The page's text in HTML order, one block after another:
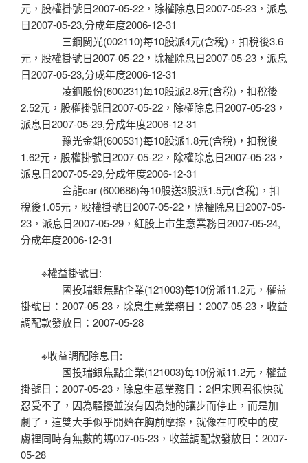
元，股權掛號日2007-05-22，除權除息日2007-05-23，派息
日2007-05-23,分成年度2006-12-31
三鋼閩光(002110)每10股派4元(含稅)，扣稅後3.6
元，股權掛號日2007-05-22，除權除息日2007-05-23，派息
日2007-05-23,分成年度2006-12-31
凌鋼股份(600231)每10股派2.8元(含稅)，扣稅後
2.52元，股權掛號日2007-05-22，除權除息日2007-05-23，
派息日2007-05-29,分成年度2006-12-31
豫光金鉛(600531)每10股派1.8元(含稅)，扣稅後
1.62元，股權掛號日2007-05-22，除權除息日2007-05-23，
派息日2007-05-29,分成年度2006-12-31
金龍car (600686)每10股送3股派1.5元(含稅)，扣
稅後1.05元，股權掛號日2007-05-22，除權除息日2007-05-
23，派息日2007-05-29，紅股上市生意業務日2007-05-24,
分成年度2006-12-31
※權益掛號日:
國投瑞銀焦點企業(121003)每10份派11.2元，權益
掛號日：2007-05-23，除息生意業務日：2007-05-23，收益
調配款發放日：2007-05-28
※收益調配除息日:
國投瑞銀焦點企業(121003)每10份派11.2元，權益
掛號日：2007-05-23，除息生意業務日：2但宋興君很快就
忍受不了，因為騷擾並沒有因為她的讓步而停止，而是加
劇了，這雙大手似乎開始在胸前摩擦，就像在叮咬中的皮
膚裡同時有無數的螞007-05-23，收益調配款發放日：2007-
05-28